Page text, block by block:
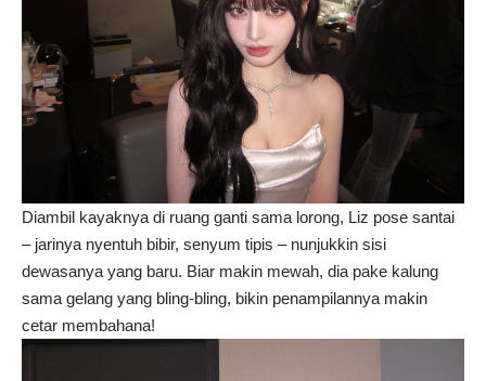
Diambil kayaknya di ruang ganti sama lorong, Liz pose santai
– jarinya nyentuh bibir, senyum tipis – nunjukkin sisi
dewasanya yang baru. Biar makin mewah, dia pake kalung
sama gelang yang bling-bling, bikin penampilannya makin
cetar membahana!